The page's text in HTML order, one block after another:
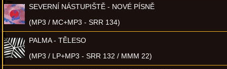
SEVERNÍ NÁSTUPIŠTĚ - NOVÉ PÍSNĚ
(MP3 / MC+MP3 - SRR 134)
PALMA - TĚLESO
(MP3 / LP+MP3 - SRR 132 / MMM 22)